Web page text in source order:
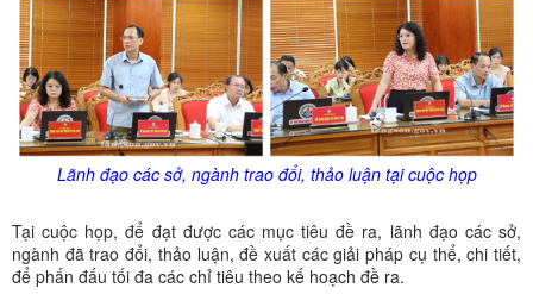
Lãnh đạo các sở, ngành trao đổi, thảo luận tại cuộc họp
Tại cuộc họp, để đạt được các mục tiêu đề ra, lãnh đạo các sở,
ngành đã trao đổi, thảo luận, đề xuất các giải pháp cụ thể, chi tiết,
để phấn đấu tối đa các chỉ tiêu theo kế hoạch đề ra.